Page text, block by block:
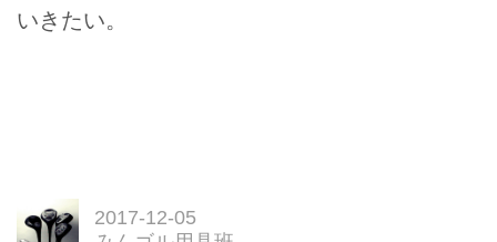
いきたい。
2017-12-05